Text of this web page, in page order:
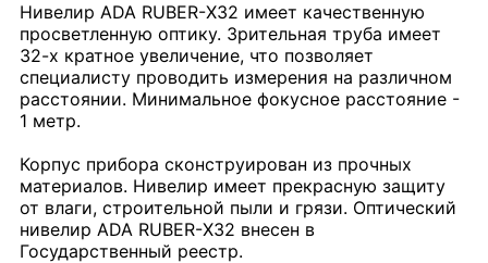
Нивелир ADA RUBER-Х32 имеет качественную
просветленную оптику. Зрительная труба имеет
32-х кратное увеличение, что позволяет
специалисту проводить измерения на различном
расстоянии. Минимальное фокусное расстояние -
1 метр.
Корпус прибора сконструирован из прочных
материалов. Нивелир имеет прекрасную защиту
от влаги, строительной пыли и грязи. Оптический
нивелир ADA RUBER-Х32 внесен в
Государственный реестр.